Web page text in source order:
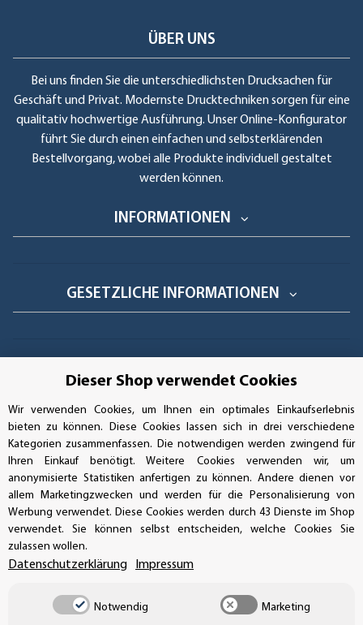
ÜBER UNS
Bei uns finden Sie die unterschiedlichsten Drucksachen für
Geschäft und Privat. Modernste Drucktechniken sorgen für eine
qualitativ hochwertige Ausführung. Unser Online-Konfigurator
führt Sie durch einen einfachen und selbsterklärenden
Bestellvorgang, wobei alle Produkte individuell gestaltet
werden können.
INFORMATIONEN
GESETZLICHE INFORMATIONEN
AUFKLEBERDEALER STORE
Handwerkerring 1, D-39326 Wolmirstedt
Bestellungen/Support: +49 (0)39-201-28-98-10
Buchhaltung: +49 (0)39-201-28-98-17
info@aufkleberdealer.de
Dieser Shop verwendet Cookies
Wir verwenden Cookies, um Ihnen ein optimales Einkaufserlebnis
bieten zu können. Diese Cookies lassen sich in drei verschiedene
Kategorien zusammenfassen. Die notwendigen werden zwingend für
Ihren Einkauf benötigt. Weitere Cookies verwenden wir, um
anonymisierte Statistiken anfertigen zu können. Andere dienen vor
allem Marketingzwecken und werden für die Personalisierung von
Werbung verwendet. Diese Cookies werden durch 43 Dienste im Shop
verwendet. Sie können selbst entscheiden, welche Cookies Sie
zulassen wollen.
Datenschutzerklärung Impressum
Notwendig Marketing